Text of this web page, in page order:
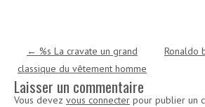
Navigation des articles
← %s La cravate un grand
classique du vêtement homme
Ronaldo
Laisser un commentaire
Vous devez vous connecter pour publier un